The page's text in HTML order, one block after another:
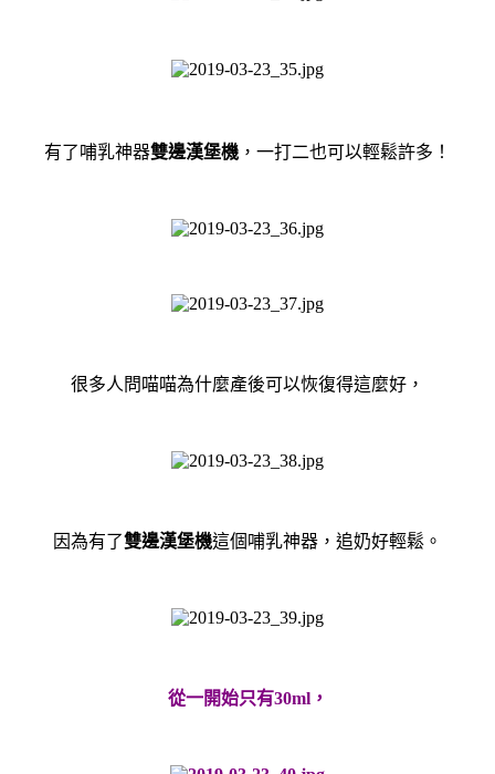
有了哺乳神器雙邊漢堡機 ，一打二也可以輕鬆許多！
很多人問喵喵為什麼產後可以恢復得這麼好，
因為有了雙邊漢堡機這個哺乳神器，追奶好輕鬆。
從一開始只有30ml，